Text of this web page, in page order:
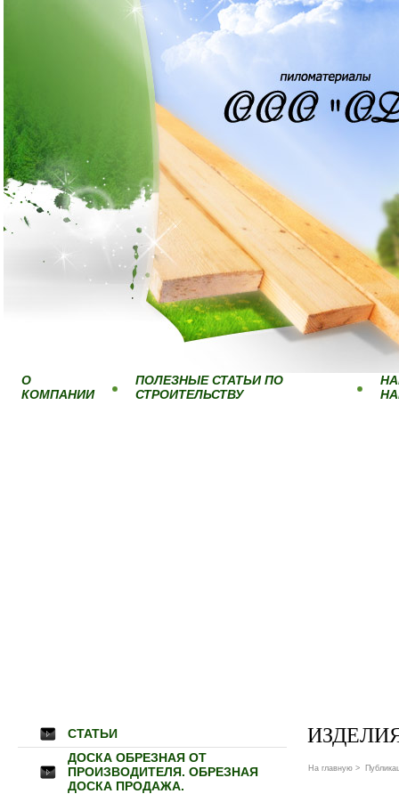
О
КОМПАНИИ
ПОЛЕЗНЫЕ СТАТЬИ ПО
СТРОИТЕЛЬСТВУ
СТАТЬИ
ДОСКА ОБРЕЗНАЯ ОТ
ПРОИЗВОДИТЕЛЯ. ОБРЕЗНАЯ
ДОСКА ПРОДАЖА.
На главную >